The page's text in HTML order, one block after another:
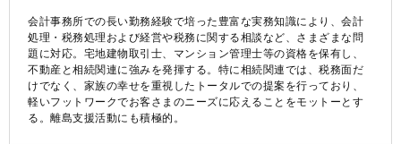
会計事務所での長い勤務経験で培った豊富な実務知識により、会計
処理・税務処理および経営や税務に関する相談など、さまざまな問
題に対応。宅地建物取引士、マンション管理士等の資格を保有し、
不動産と相続関連に強みを発揮する。特に相続関連では、税務面だ
けでなく、家族の幸せを重視したトータルでの提案を行っており、
軽いフットワークでお客さまのニーズに応えることをモットーとす
る。離島支援活動にも積極的。